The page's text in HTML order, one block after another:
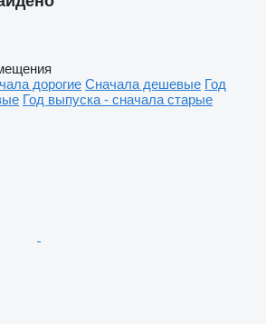
дорогие Сначала дешевые Год
Год выпуска - сначала старые